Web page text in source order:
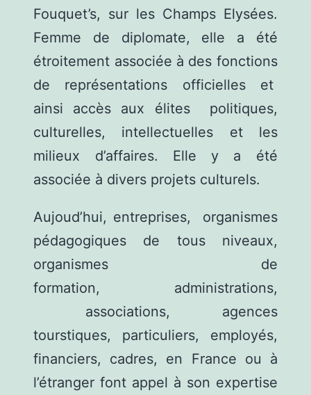
Fouquet’s, sur les Champs Elysées.
Femme de diplomate, elle a été
étroitement associée à des fonctions
de représentations officielles et
ainsi accès aux élites politiques,
culturelles, intellectuelles et les
milieux d’affaires. Elle y a été
associée à divers projets culturels.
Aujoud’hui, entreprises, organismes
pédagogiques de tous niveaux,
organismes de
formation, administrations,
associations, agences
tourstiques, particuliers, employés,
financiers, cadres, en France ou à
l’étranger font appel à son expertise